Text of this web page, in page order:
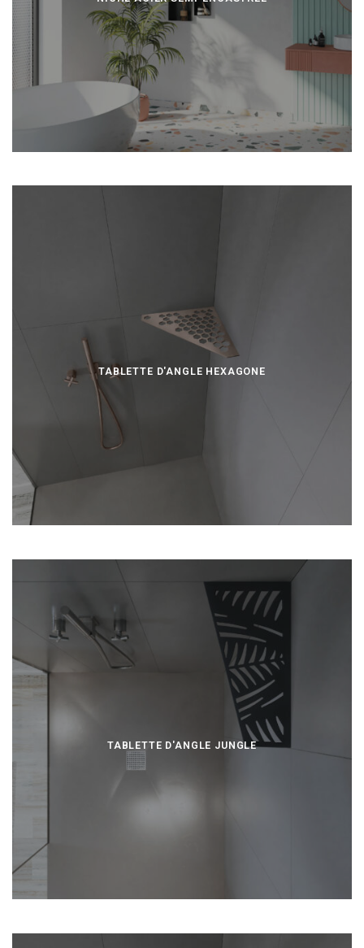
TABLETTE D'ANGLE HEXAGONE
TABLETTE D'ANGLE JUNGLE